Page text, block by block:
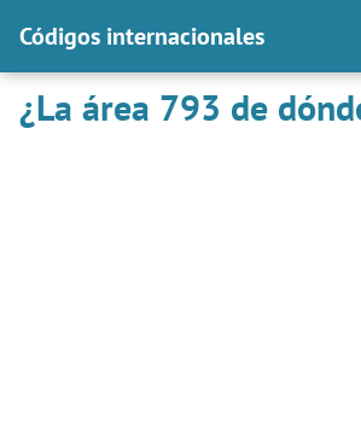
Códigos internacionales
¿La área 793 de